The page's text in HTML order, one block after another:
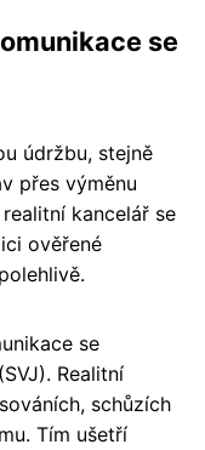
se
údržbu, stejně
přes výměnu
kancelář se
ověřené
se
Realitní
schůzích
Tím ušetří